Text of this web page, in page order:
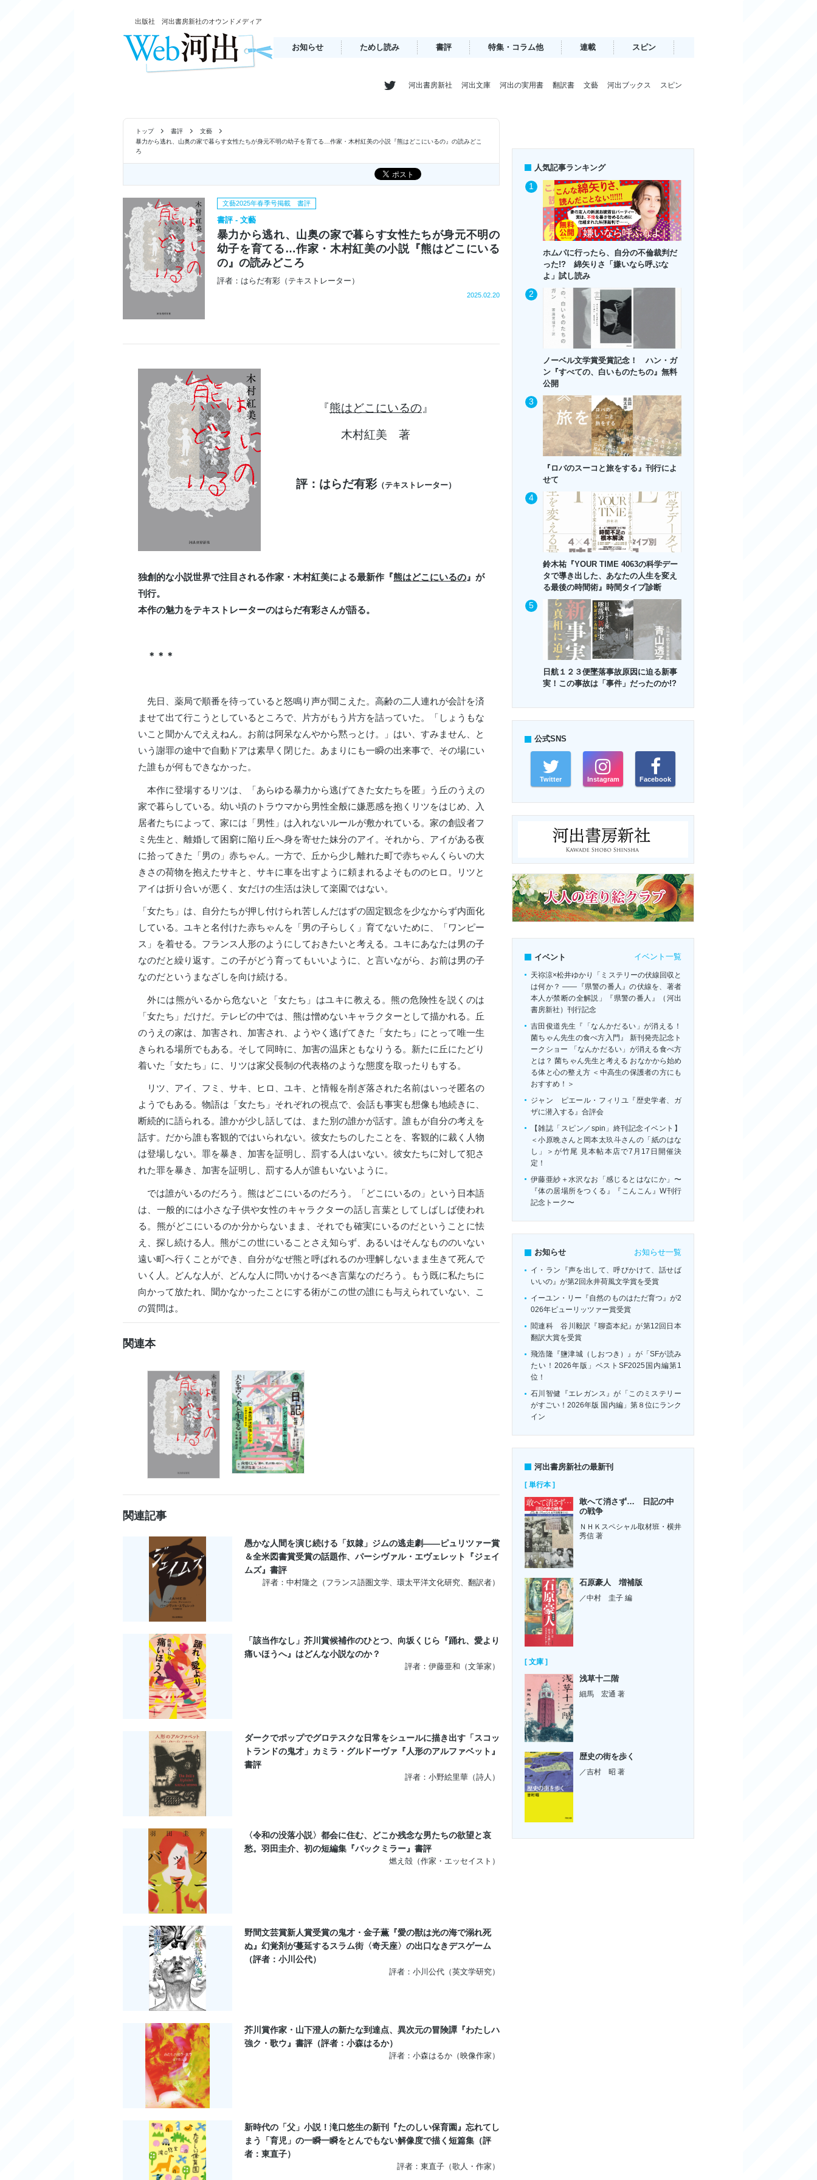
出版社 河出書房新社のオウンドメディア
お知らせ ためし読み 書評 特集・コラム他 連載 スピン
河出書房新社 河出文庫 河出の実用書 翻訳書 文藝 河出ブックス スピン
トップ 書評
文藝
暴力から逃れ、山奥の家で暮らす女性たちが身元不明の幼子を育てる…作家・木村紅美の小説『熊はどこにいるの』の読みどこ
ろ
文藝2025年春季号掲載 書評
書評 - 文藝
暴力から逃れ、山奥の家で暮らす女性たちが身元不明の
幼子を育てる…作家・木村紅美の小説『熊はどこにいる
の』の読みどころ
評者：はらだ有彩（テキストレーター）
2025.02.20
『熊はどこにいるの 』
木村紅美 著
評：はらだ有彩（テキストレーター）
独創的な小説世界で注目される作家・木村紅美による最新作『熊はどこにいるの 』が
刊行。
本作の魅力をテキストレーターのはらだ有彩さんが語る。
＊＊＊
先日、薬局で順番を待っていると怒鳴り声が聞こえた。高齢の二人連れが会計を済
ませて出て行こうとしているところで、片方がもう片方を詰っていた。「しょうもな
いこと聞かんでええねん。お前は阿呆なんやから黙っとけ。」はい、すみません、と
いう謝罪の途中で自動ドアは素早く閉じた。あまりにも一瞬の出来事で、その場にい
た誰もが何もできなかった。
本作に登場するリツは、「あらゆる暴力から逃げてきた女たちを匿」う丘のうえの
家で暮らしている。幼い頃のトラウマから男性全般に嫌悪感を抱くリツをはじめ、入
居者たちによって、家には「男性」は入れないルールが敷かれている。家の創設者フ
ミ先生と、離婚して困窮に陥り丘へ身を寄せた妹分のアイ。それから、アイがある夜
に拾ってきた「男の」赤ちゃん。一方で、丘から少し離れた町で赤ちゃんくらいの大
きさの荷物を抱えたサキと、サキに車を出すように頼まれるよそもののヒロ。リツと
アイは折り合いが悪く、女だけの生活は決して楽園ではない。
「女たち」は、自分たちが押し付けられ苦しんだはずの固定観念を少なからず内面化
している。ユキと名付けた赤ちゃんを「男の子らしく」育てないために、「ワンピー
ス」を着せる。フランス人形のようにしておきたいと考える。ユキにあなたは男の子
なのだと繰り返す。この子がどう育ってもいいように、と言いながら、お前は男の子
なのだというまなざしを向け続ける。
外には熊がいるから危ないと「女たち」はユキに教える。熊の危険性を説くのは
「女たち」だけだ。テレビの中では、熊は憎めないキャラクターとして描かれる。丘
のうえの家は、加害され、加害され、ようやく逃げてきた「女たち」にとって唯一生
きられる場所でもある。そして同時に、加害の温床ともなりうる。新たに丘にたどり
着いた「女たち」に、リツは家父長制の代表格のような態度を取ったりもする。
リツ、アイ、フミ、サキ、ヒロ、ユキ、と情報を削ぎ落された名前はいっそ匿名の
ようでもある。物語は「女たち」それぞれの視点で、会話も事実も想像も地続きに、
断続的に語られる。誰かが少し話しては、また別の誰かが話す。誰もが自分の考えを
話す。だから誰も客観的ではいられない。彼女たちのしたことを、客観的に裁く人物
は登場しない。罪を暴き、加害を証明し、罰する人はいない。彼女たちに対して犯さ
れた罪を暴き、加害を証明し、罰する人が誰もいないように。
では誰がいるのだろう。熊はどこにいるのだろう。「どこにいるの」という日本語
は、一般的には小さな子供や女性のキャラクターの話し言葉としてしばしば使われ
る。熊がどこにいるのか分からないまま、それでも確実にいるのだということに怯
え、探し続ける人。熊がこの世にいることさえ知らず、あるいはそんなもののいない
遠い町へ行くことができ、自分がなぜ熊と呼ばれるのか理解しないまま生きて死んで
いく人。どんな人が、どんな人に問いかけるべき言葉なのだろう。もう既に私たちに
向かって放たれ、聞かなかったことにする術がこの世の誰にも与えられていない、こ
の質問は。
関連本
関連記事
愚かな人間を演じ続ける「奴隷」ジムの逃走劇――ピュリツァー賞
＆全米図書賞受賞の話題作、パーシヴァル・エヴェレット『ジェイ
ムズ』書評
評者：中村隆之（フランス語圏文学、環太平洋文化研究、翻訳者）
「該当作なし」芥川賞候補作のひとつ、向坂くじら『踊れ、愛より
痛いほうへ』はどんな小説なのか？
評者：伊藤亜和（文筆家）
ダークでポップでグロテスクな日常をシュールに描き出す「スコッ
トランドの鬼才」カミラ・グルドーヴァ『人形のアルファベット』
書評
評者：小野絵里華（詩人）
〈令和の没落小説〉都会に住む、どこか残念な男たちの欲望と哀
愁。羽田圭介、初の短編集『バックミラー』書評
燃え殻（作家・エッセイスト）
野間文芸賞新人賞受賞の鬼才・金子薫『愛の獣は光の海で溺れ死
ぬ』幻覚剤が蔓延するスラム街〈奇天座〉の出口なきデスゲーム
（評者：小川公代）
評者：小川公代（英文学研究）
芥川賞作家・山下澄人の新たな到達点、異次元の冒険譚『わたしハ
強ク・歌ウ』書評（評者：小森はるか）
評者：小森はるか（映像作家）
新時代の「父」小説！滝口悠生の新刊『たのしい保育園』忘れてし
まう「育児」の一瞬一瞬をとんでもない解像度で描く短篇集（評
者：東直子）
評者：東直子（歌人・作家）
人気記事ランキング
ホムパに行ったら、自分の不倫裁判だ
った!? 綿矢りさ「嫌いなら呼ぶな
よ」試し読み
ノーベル文学賞受賞記念！ ハン・ガ
ン『すべての、白いものたちの』無料
公開
『ロバのスーコと旅をする』刊行によ
せて
鈴木祐『YOUR TIME 4063の科学デー
タで導き出した、あなたの人生を変え
る最後の時間術』時間タイプ診断
日航１２３便墜落事故原因に迫る新事
実！この事故は「事件」だったのか!?
公式SNS
Twitter Instagram Facebook
イベント イベント一覧
天祢涼×松井ゆかり「ミステリーの伏線回収と
は何か？ ――『県警の番人』の伏線を、著者
本人が禁断の全解説」『県警の番人』（河出
書房新社）刊行記念
吉田俊道先生『「なんかだるい」が消える！
菌ちゃん先生の食べ方入門』 新刊発売記念ト
ークショー 「なんかだるい」が消える食べ方
とは？ 菌ちゃん先生と考える おなかから始め
る体と心の整え方 ＜中高生の保護者の方にも
おすすめ！＞
ジャン゠ピエール・フィリユ『歴史学者、ガ
ザに潜入する』合評会
【雑誌「スピン／spin」終刊記念イベント】
＜小原晩さんと岡本太玖斗さんの「紙のはな
し」＞が竹尾 見本帖本店で7月17日開催決
定！
伊藤亜紗＋水沢なお「感じるとはなにか」〜
『体の居場所をつくる』『こんこん』W刊行
記念トーク〜
お知らせ お知らせ一覧
イ・ラン『声を出して、呼びかけて、話せば
いいの』が第2回永井荷風文学賞を受賞
イーユン・リー『自然のものはただ育つ』が2
026年ピューリッツァー賞受賞
閻連科 谷川毅訳『聊斎本紀』が第12回日本
翻訳大賞を受賞
飛浩隆『鹽津城（しおつき）』が「SFが読み
たい！2026年版」ベストSF2025国内編第1
位！
石川智健『エレガンス』が「このミステリー
がすごい！2026年版 国内編」第８位にランク
イン
河出書房新社の最新刊
[ 単行本 ]
敢へて消さず… 日記の中
の戦争
ＮＨＫスペシャル取材班・横井
秀信 著
石原豪人 増補版
／中村 圭子 編
[ 文庫 ]
浅草十二階
細馬 宏通 著
歴史の街を歩く
／吉村 昭 著